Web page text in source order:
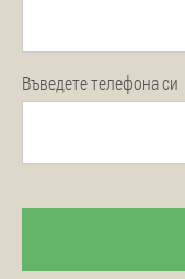
Въведете телефона си